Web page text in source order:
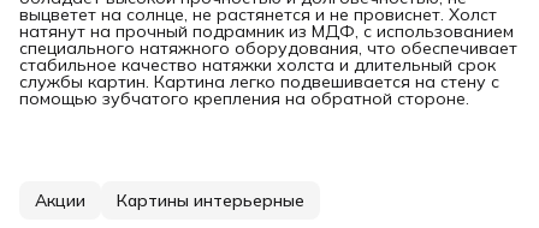
выцветет на солнце, не растянется и не провиснет. Холст
натянут на прочный подрамник из МДФ, с использованием
специального натяжного оборудования, что обеспечивает
стабильное качество натяжки холста и длительный срок
службы картин. Картина легко подвешивается на стену с
помощью зубчатого крепления на обратной стороне.
Акции Картины интерьерные